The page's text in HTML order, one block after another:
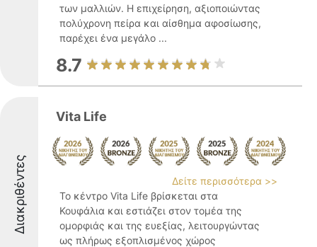
των μαλλιών. Η επιχείρηση, αξιοποιώντας
πολύχρονη πείρα και αίσθημα αφοσίωσης,
παρέχει ένα μεγάλο ...
8.7
Διακριθέντες
Vita Life
Δείτε περισσότερα >>
Το κέντρο Vita Life βρίσκεται στα
Κουφάλια και εστιάζει στον τομέα της
ομορφιάς και της ευεξίας, λειτουργώντας
ως πλήρως εξοπλισμένος χώρος